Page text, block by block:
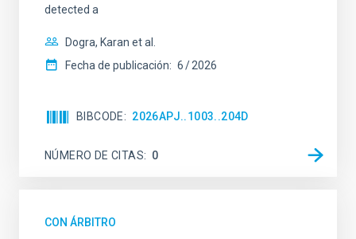
detected a
Dogra, Karan et al.
Fecha de publicación: 6 2026
BIBCODE 2026APJ..1003..204D
NÚMERO DE CITAS 0
CON ÁRBITRO